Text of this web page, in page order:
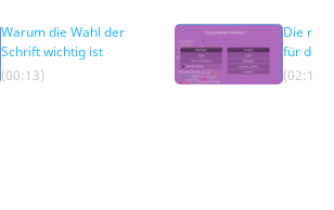
Warum die Wahl der
Schrift wichtig ist
(00:13)
Die
für
(02:10)